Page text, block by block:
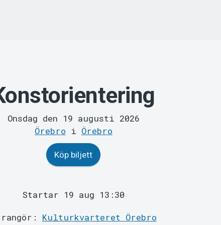
Onsdag den 19 augusti 2026
Örebro i Örebro
Köp biljett
Startar 19 aug 13:30
Kulturkvarteret Örebro